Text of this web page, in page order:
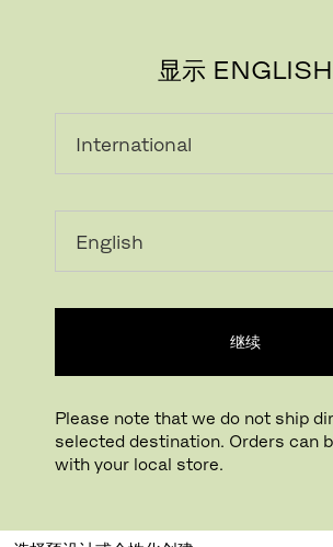
显示 ENGLISH
继续
Please note that we do not ship
selected destination. Orders can
with your local store.
PK20™ 休闲椅